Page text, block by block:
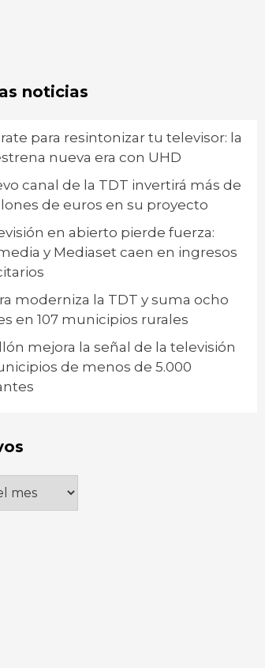
noticias
para resintonizar tu televisor: la
nueva era con UHD
canal de la TDT invertirá más de
de euros en su proyecto
en abierto pierde fuerza:
y Mediaset caen en ingresos
moderniza la TDT y suma ocho
en 107 municipios rurales
mejora la señal de la televisión
de menos de 5.000